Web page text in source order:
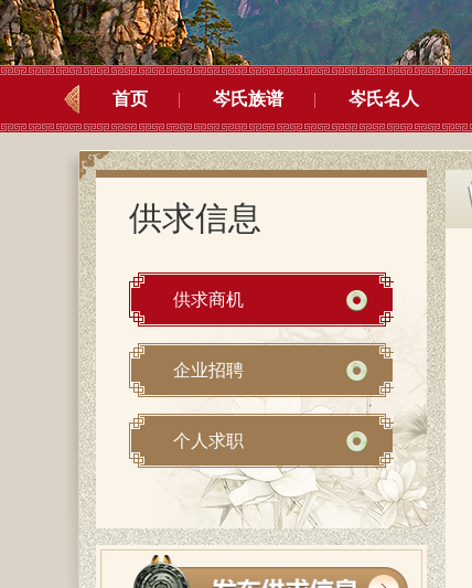
首页 岑氏族谱 岑氏名人
供求信息
供求商机
企业招聘
个人求职